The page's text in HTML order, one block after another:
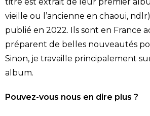
vieille ou l’ancienne en chaoui,
publié en 2022. Ils sont en France
préparent de belles nouveautés
Sinon, je travaille principalement
album.
Pouvez-vous nous en dire plus ?